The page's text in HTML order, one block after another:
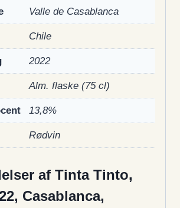
Valle de Casablanca
Chile
2022
Alm. flaske (75 cl)
13,8%
Rødvin
af Tinta Tinto,
Casablanca,